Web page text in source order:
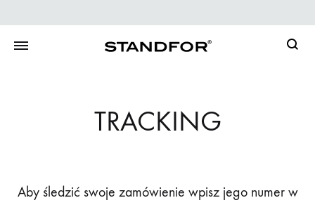
TRACKING
Aby śledzić swoje zamówienie wpisz jego numer w